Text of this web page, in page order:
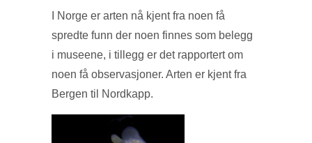
I Norge er arten nå kjent fra noen få
spredte funn der noen finnes som belegg
i museene, i tillegg er det rapportert om
noen få observasjoner. Arten er kjent fra
Bergen til Nordkapp.